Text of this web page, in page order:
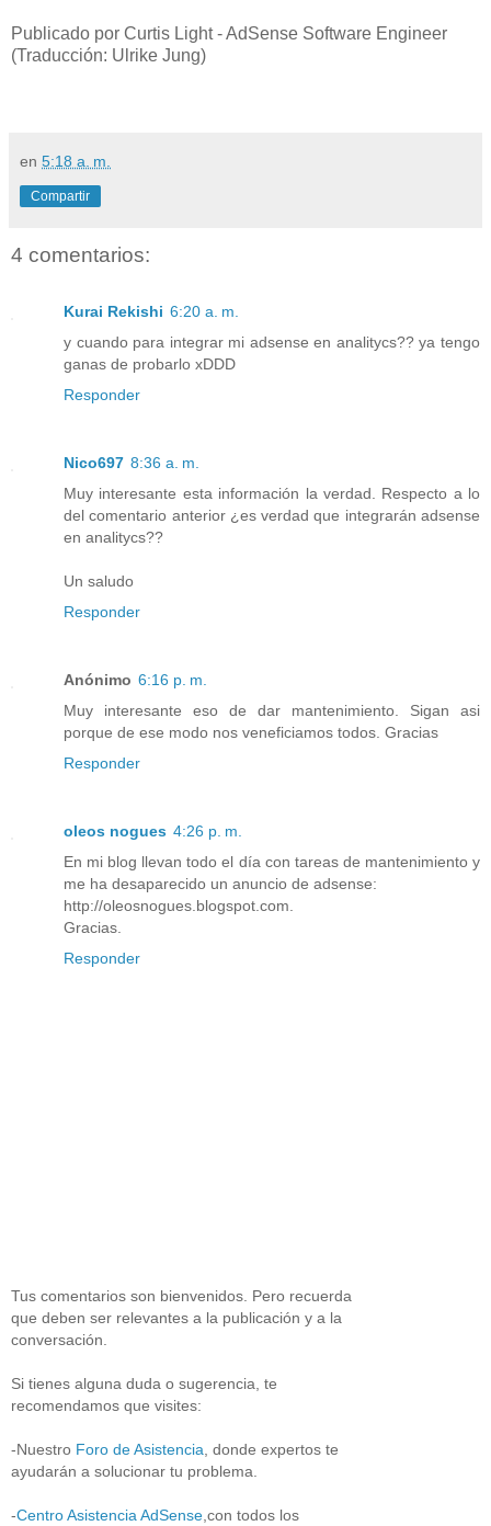
Publicado por Curtis Light - AdSense Software Engineer
(Traducción: Ulrike Jung)
en 5:18 a. m.
Compartir
4 comentarios:
Kurai Rekishi 6:20 a. m.
y cuando para integrar mi adsense en analitycs?? ya tengo
ganas de probarlo xDDD
Responder
Nico697 8:36 a. m.
Muy interesante esta información la verdad. Respecto a lo
del comentario anterior ¿es verdad que integrarán adsense
en analitycs??
Un saludo
Responder
Anónimo 6:16 p. m.
Muy interesante eso de dar mantenimiento. Sigan asi
porque de ese modo nos veneficiamos todos. Gracias
Responder
oleos nogues 4:26 p. m.
En mi blog llevan todo el día con tareas de mantenimiento y
me ha desaparecido un anuncio de adsense:
http://oleosnogues.blogspot.com.
Gracias.
Responder
Tus comentarios son bienvenidos. Pero recuerda
que deben ser relevantes a la publicación y a la
conversación.
Si tienes alguna duda o sugerencia, te
recomendamos que visites:
-Nuestro Foro de Asistencia , donde expertos te
ayudarán a solucionar tu problema.
-Centro Asistencia AdSense ,con todos los